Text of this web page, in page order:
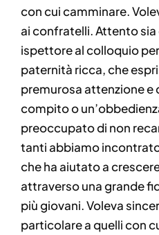
con cui camminare.
ai confratelli. Attento
ispettore al colloquio
paternità ricca, che
premurosa attenzione e
compito o
preoccupato di non
tanti abbiamo
che ha aiutato a
attraverso una grande
più giovani. Voleva
particolare a quelli con